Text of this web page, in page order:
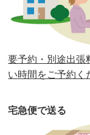
第37回人形供
第36回人形
第35回人形
第33回人形供
要予約・別途出
い時間をご予約く
宅急便で送る